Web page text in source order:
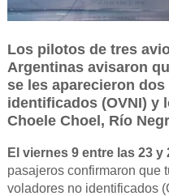
Los pilotos de tres
Argentinas avisaron
se les aparecieron
identificados (OVNI) y
Choele Choel, Río
El viernes 9 entre las 23 y
pasajeros confirmaron que
voladores no identificados